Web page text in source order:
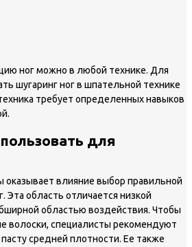
ног можно в любой технике. Для
шугаринг ног в шпательной технике
требует определенных навыков
для
оказывает влияние выбор правильной
Эта область отличается низкой
областью воздействия. Чтобы
волоски, специалисты рекомендуют
средней плотности. Ее также